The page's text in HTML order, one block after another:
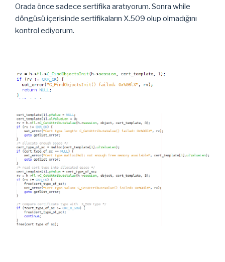
Orada önce sadece sertifika aratıyorum. Sonra while
döngüsü içerisinde sertifikaların X.509 olup olmadığını
kontrol ediyorum.